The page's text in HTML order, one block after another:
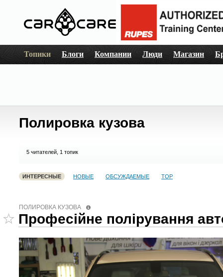
Топики Блоги Компании Люди Магазин
Полировка кузова
5 читателей, 1 топик
ИНТЕРЕСНЫЕ НОВЫЕ ОБСУЖДАЕМЫЕ TOP
ПОЛИРОВКА КУЗОВА
Професійне полірування